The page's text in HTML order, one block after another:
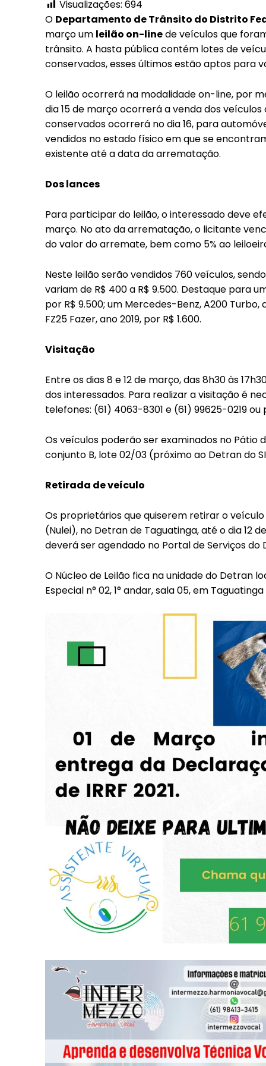
Free
Included for free:
Etiam est nibh, lobortis
Praesent euismod ac
Orci varius natoque
Visualizações: 694
O Departamento de Trânsito do Distrito
março um leilão on-linede veículos que
trânsito. A hasta pública contém lotes de
conservados, esses últimos estão aptos para
O leilão ocorrerá na modalidade on-line, por
dia 15 de março ocorrerá a venda dos
conservados ocorrerá no dia 16, para
vendidos no estado físico em que se
existente até a data da arrematação.
Dos lances
Para participar do leilão, o interessado deve
março. No ato da arrematação, o licitante
do valor do arremate, bem como 5% ao
Neste leilão serão vendidos 760 veículos,
variam de R$ 400 a R$ 9.500. Destaque para
por R$ 9.500; um Mercedes-Benz, A200
FZ25 Fazer, ano 2019, por R$ 1.600.
Visitação
Entre os dias 8 e 12 de março, das 8h30 às
dos interessados. Para realizar a visitação é
telefones: (61) 4063-8301 e (61) 99625-0219
Os veículos poderão ser examinados no Pátio
conjunto B, lote 02/03 (próximo ao Detran do
Retirada de veículo
Os proprietários que quiserem retirar o
(Nulei), no Detran de Taguatinga, até o dia 12
deverá ser agendado no Portal de Serviços do
O Núcleo de Leilão fica na unidade do Detran
Especial n° 02, 1° andar, sala 05, em